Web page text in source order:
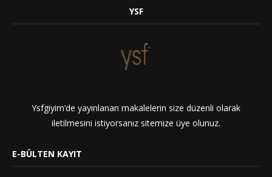
YSF
Ysfgiyim’de yayınlanan makalelerin size düzenli olarak
iletilmesini istiyorsanız sitemize üye olunuz.
E-BÜLTEN KAYIT